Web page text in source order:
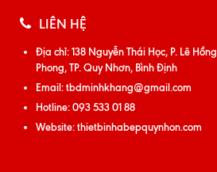
LIÊN HỆ
Địa chỉ:138 Nguyễn Thái Học, P. Lê Hồng
Phong, TP. Quy Nhơn, Bình Định
Email:tbdminhkhang@gmail.com
Hotline:093 533 01 88
Website:thietbinhabepquynhon.com